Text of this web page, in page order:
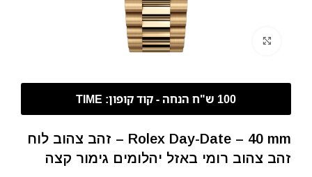
Rolex Day-Date – 40 mm – זהב צהוב לוח
זהב צהוב רומי באזל יהלומים גימור קצה